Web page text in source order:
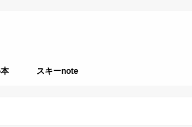
スキーnote